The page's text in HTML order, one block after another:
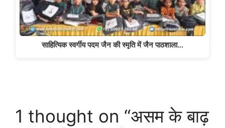
साहित्यिक स्वर्गीय पदम जैन की स्मृति में जैन पाठशाला…
1 thought on “असम के बाढ़